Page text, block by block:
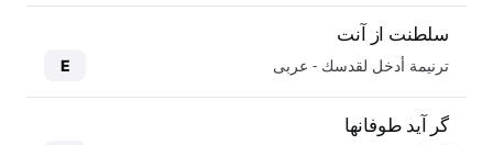
سلطنت از آنت
ترنيمة أدخل لقدسك - عربی E
گر آید طوفانها